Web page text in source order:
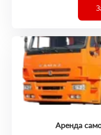
Аренда